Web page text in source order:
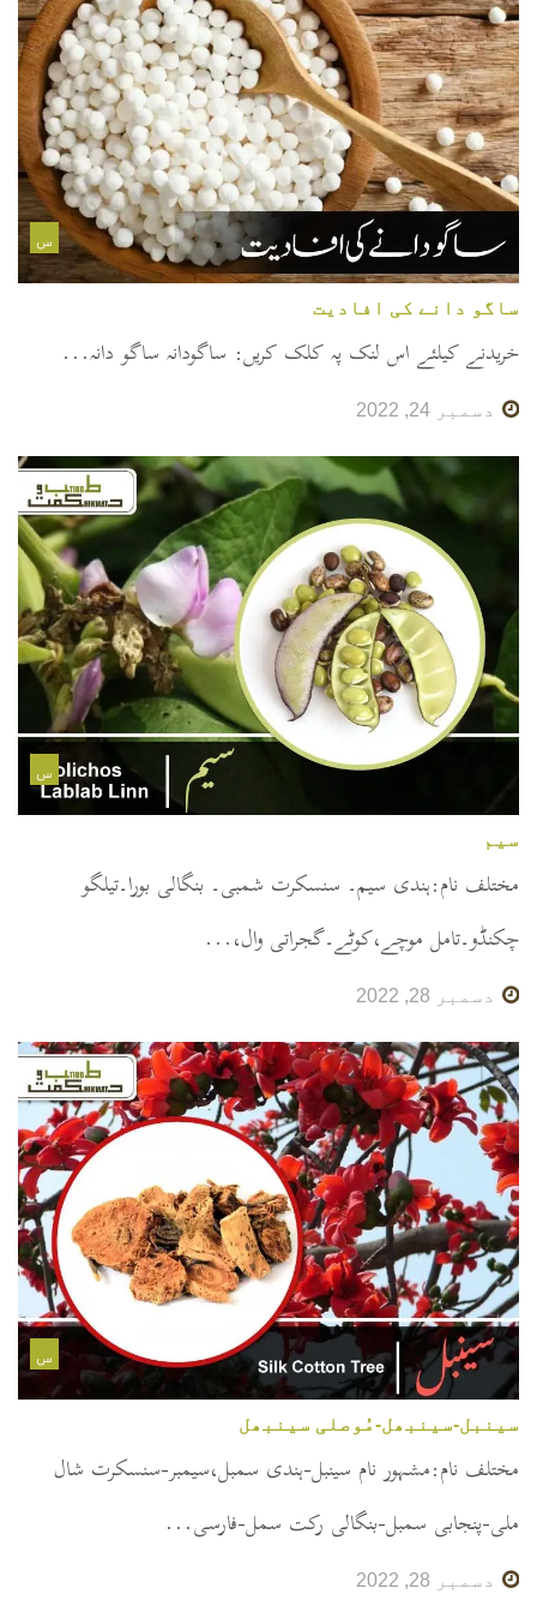
س
ساگو دانے کی افادیت
خریدنے کیلئے اس لنک پہ کلک کریں: ساگودانہ ساگو دانہ...
دسمبر 24, 2022
س
سیم
مختلف نام:ہندی سیم۔ سنسکرت شمبی۔ بنگالی بورا۔تیلگو
چکنڈو۔تامل موچے،کوٹے۔گجراتی وال،...
دسمبر 28, 2022
س
سینبل-سینبھل-مُوصلی سینبھل
مختلف نام:مشہور نام سینبل-ہندی سمبل،سیمبر-سنسکرت شال
ملی-پنجابی سمبل-بنگالی رکت سمل-فارسی...
دسمبر 28, 2022